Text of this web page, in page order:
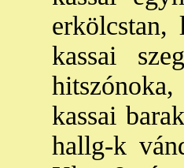
erkölcstan,
kassai
kassai
hallg-k